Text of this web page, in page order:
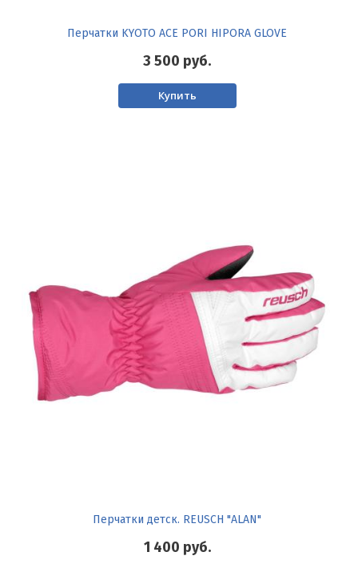
Перчатки KYOTO ACE PORI HIPORA GLOVE
3 500 руб.
Купить
Перчатки детск. REUSCH "ALAN"
1 400 руб.